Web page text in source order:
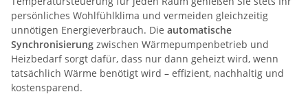
persönliches Wohlfühlklima und vermeiden gleichzeitig
unnötigen Energieverbrauch. Die automatische
Synchronisierung zwischen Wärmepumpenbetrieb und
Heizbedarf sorgt dafür, dass nur dann geheizt wird, wenn
tatsächlich Wärme benötigt wird – effizient, nachhaltig und
kostensparend.